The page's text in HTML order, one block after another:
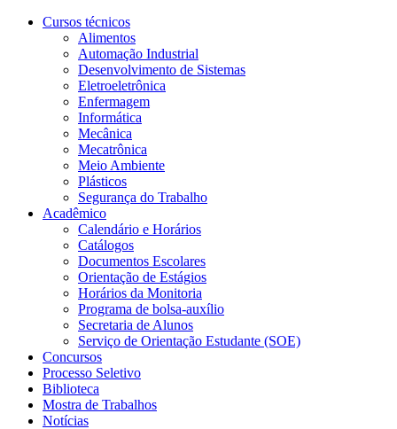
Cursos técnicos
Alimentos
Automação Industrial
Desenvolvimento de Sistemas
Eletroeletrônica
Enfermagem
Informática
Mecânica
Mecatrônica
Meio Ambiente
Plásticos
Segurança do Trabalho
Acadêmico
Calendário e Horários
Catálogos
Documentos Escolares
Orientação de Estágios
Horários da Monitoria
Programa de bolsa-auxílio
Secretaria de Alunos
Serviço de Orientação Estudante (SOE)
Concursos
Processo Seletivo
Biblioteca
Mostra de Trabalhos
Notícias